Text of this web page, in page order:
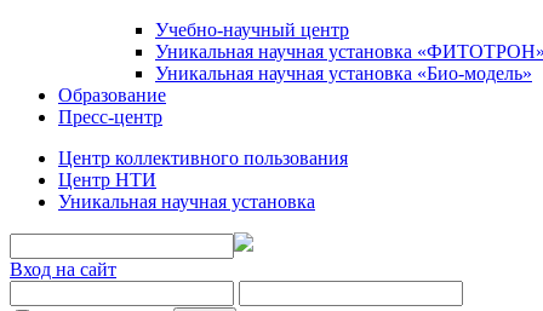
Учебно-научный центр
Уникальная научная установка «ФИТОТРОН»
Уникальная научная установка «Био-модель»
Образование
Пресс-центр
Центр коллективного пользования
Центр НТИ
Уникальная научная установка
Вход на сайт